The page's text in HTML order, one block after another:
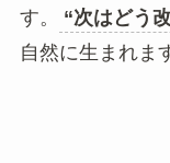
す。
“次はどう
自然に生まれま